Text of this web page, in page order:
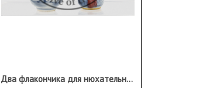
Два флакончика для нюхательной соли